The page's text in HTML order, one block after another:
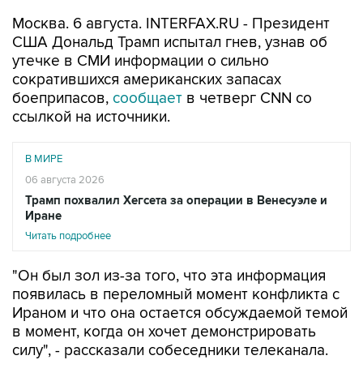
Москва. 6 августа. INTERFAX.RU - Президент
США Дональд Трамп испытал гнев, узнав об
утечке в СМИ информации о сильно
сократившихся американских запасах
боеприпасов, сообщает в четверг CNN со
ссылкой на источники.
В МИРЕ
06 августа 2026
Трамп похвалил Хегсета за операции в Венесуэле и
Иране
Читать подробнее
"Он был зол из-за того, что эта информация
появилась в переломный момент конфликта с
Ираном и что она остается обсуждаемой темой
в момент, когда он хочет демонстрировать
силу", - рассказали собеседники телеканала.